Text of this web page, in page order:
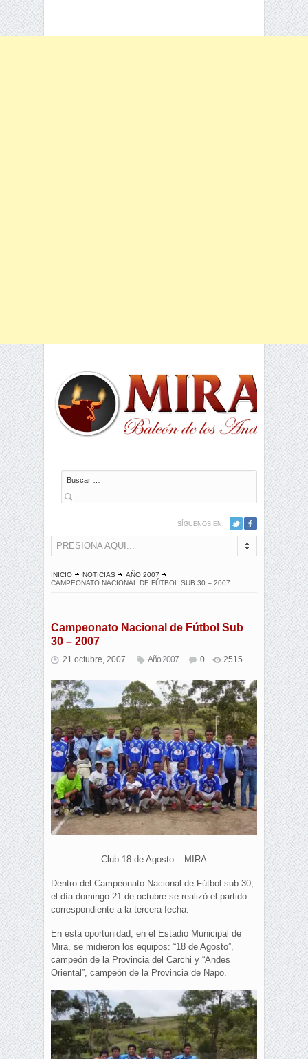
Buscar
SÍGUENOS EN:
PRESIONA AQUI...
INICIO NOTICIAS
AÑO 2007
CAMPEONATO NACIONAL DE FÚTBOL SUB 30 – 2007
Campeonato Nacional de Fútbol Sub
30 – 2007
21 octubre, 2007 Año 2007 0 2515
Club 18 de Agosto – MIRA
Dentro del Campeonato Nacional de Fútbol sub 30,
el día domingo 21 de octubre se realizó el partido
correspondiente a la tercera fecha.
En esta oportunidad, en el Estadio Municipal de
Mira, se midieron los equipos: “18 de Agosto”,
campeón de la Provincia del Carchi y “Andes
Oriental”, campeón de la Provincia de Napo.